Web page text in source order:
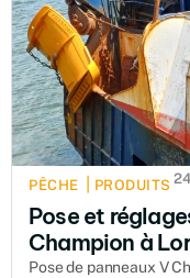
PÊCHE PRODUITS
Pose et
Champion à
Pose de panneaux V